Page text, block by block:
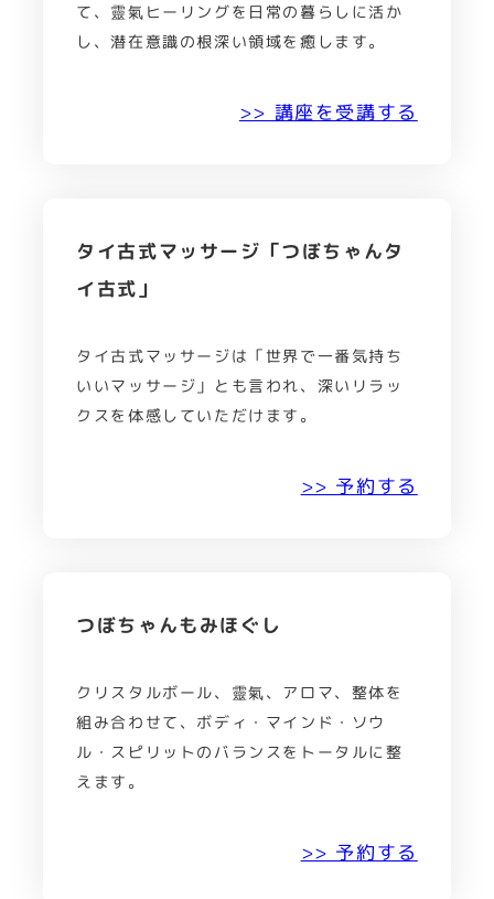
て、靈氣ヒーリングを日常の暮らしに活か
し、潜在意識の根深い領域を癒します。
>> 講座を受講する
タイ古式マッサージ「つぼちゃんタ
イ古式」
タイ古式マッサージは「世界で一番気持ち
いいマッサージ」とも言われ、深いリラッ
クスを体感していただけます。
>> 予約する
つぼちゃんもみほぐし
クリスタルボール、靈氣、アロマ、整体を
組み合わせて、ボディ・マインド・ソウ
ル・スピリットのバランスをトータルに整
えます。
>> 予約する